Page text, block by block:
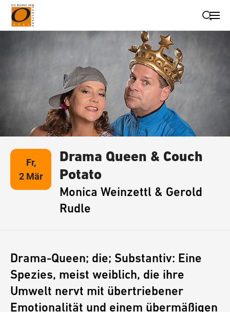
Suche schließen
Wegbeschreibung erhalten
Fr,
2 Mär
Drama Queen & Couch
Potato
Monica Weinzettl & Gerold
Rudle
Drama-Queen; die; Substantiv: Eine
Spezies, meist weiblich, die ihre
Umwelt nervt mit übertriebener
Emotionalität und einem übermäßigen